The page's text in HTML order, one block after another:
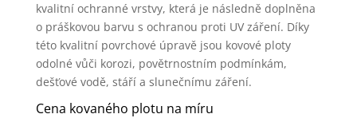
kvalitní ochranné vrstvy, která je následně doplněna
o práškovou barvu s ochranou proti UV záření. Díky
této kvalitní povrchové úpravě jsou kovové ploty
odolné vůči korozi, povětrnostním podmínkám,
dešťové vodě, stáří a slunečnímu záření.
Cena kovaného plotu na míru